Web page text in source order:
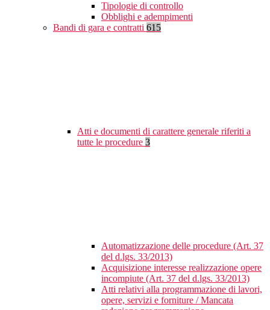
Tipologie di controllo
Obblighi e adempimenti
Bandi di gara e contratti 615
Atti e documenti di carattere generale riferiti a
tutte le procedure 3
Automatizzazione delle procedure (Art. 37
del d.lgs. 33/2013)
Acquisizione interesse realizzazione opere
incompiute (Art. 37 del d.lgs. 33/2013)
Atti relativi alla programmazione di lavori,
opere, servizi e forniture / Mancata